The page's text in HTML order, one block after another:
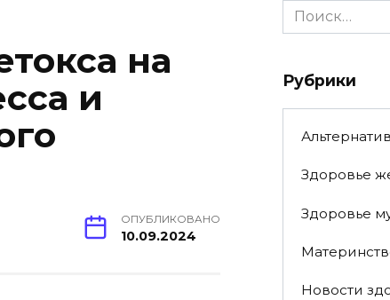
на
и
ОПУБЛИКОВАНО
10.09.2024
Search
for:
Рубрики
Здоровье
Здоровье
Новости